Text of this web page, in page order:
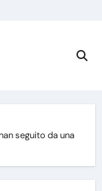
seguito da una